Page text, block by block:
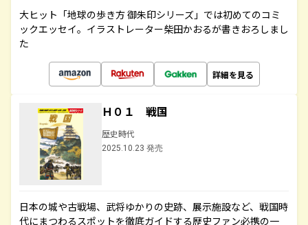
大ヒット「地球の歩き方 御朱印シリーズ」では初めてのコミ
ックエッセイ。イラストレーター柴田かおるが書きおろしまし
た
詳細を見る
Ｈ０１ 戦国
歴史時代
2025.10.23 発売
日本の城や古戦場、武将ゆかりの史跡、展示施設など、戦国時
代にまつわるスポットを徹底ガイドする歴史ファン必携の一